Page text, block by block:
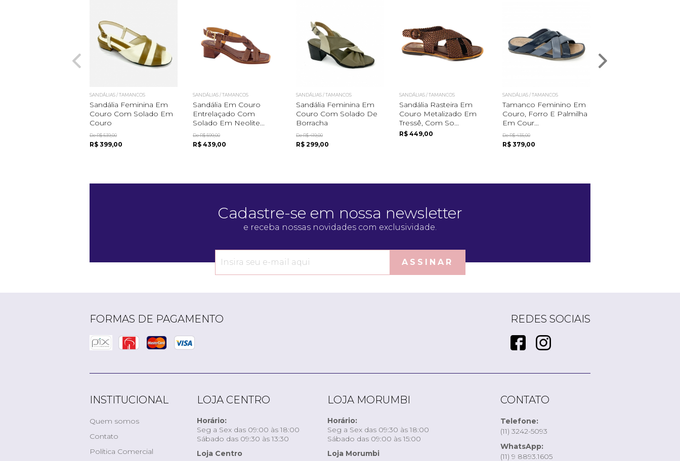
SANDÁLIAS / TAMANCOS
Sandália Feminina Em
Couro Com Solado Em
Couro
De R$ 539,00
R$ 399,00
SANDÁLIAS / TAMANCOS
Sandália Em Couro
Entrelaçado Com
Solado Em Neolite...
De R$ 599,00
R$ 439,00
SANDÁLIAS / TAMANCOS
Sandália Feminina Em
Couro Com Solado De
Borracha
De R$ 419,00
R$ 299,00
SANDÁLIAS / TAMANCOS
Sandália Rasteira Em
Couro Metalizado Em
Tressê, Com So...
R$ 449,00
SANDÁLIAS / TAMANCOS
Tamanco Feminino Em
Couro, Forro E Palmilha
Em Cour...
De R$ 435,00
R$ 379,00
Cadastre-se em nossa newsletter
e receba nossas novidades com exclusividade.
ASSINAR
FORMAS DE PAGAMENTO REDES SOCIAIS
INSTITUCIONAL
Quem somos
Contato
Política Comercial
LOJA CENTRO
Horário:
Seg a Sex das 09:00 às 18:00
Sábado das 09:30 às 13:30
Loja Centro
LOJA MORUMBI
Horário:
Seg a Sex das 09:30 às 18:00
Sábado das 09:00 às 15:00
Loja Morumbi
CONTATO
Telefone:
(11) 3242-5093
WhatsApp:
(11) 9 8893.1605